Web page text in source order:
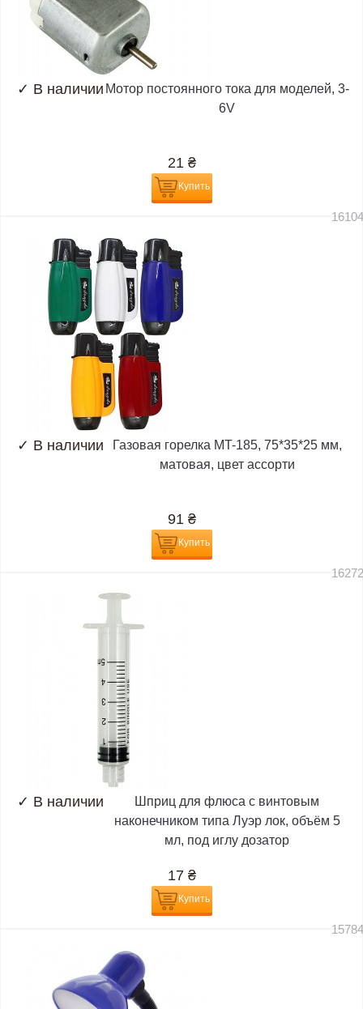
✓ В наличии Мотор постоянного тока для моделей, 3-
6V
21 ₴
Купить
✓ В наличии
Газовая горелка MT-185, 75*35*25 мм,
матовая, цвет ассорти
91 ₴
Купить
✓ В наличии
Шприц для флюса с винтовым
наконечником типа Луэр лок, объём 5
мл, под иглу дозатор
17 ₴
Купить